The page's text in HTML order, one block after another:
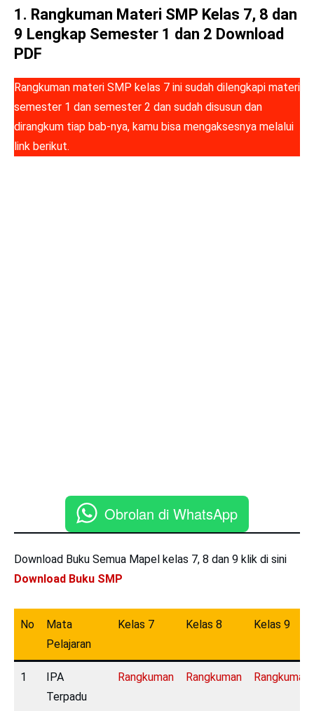
1. Rangkuman Materi SMP Kelas 7, 8 dan
9 Lengkap Semester 1 dan 2 Download
PDF
Rangkuman materi SMP kelas 7 ini sudah dilengkapi materi
semester 1 dan semester 2 dan sudah disusun dan
dirangkum tiap bab-nya, kamu bisa mengaksesnya melalui
link berikut.
Obrolan di WhatsApp
Download Buku Semua Mapel kelas 7, 8 dan 9 klik di sini
Download Buku SMP
No
Mata
Pelajaran
Kelas 7 Kelas 8 Kelas 9
1
IPA
Terpadu
Rangkuman Rangkuman Rangkuman